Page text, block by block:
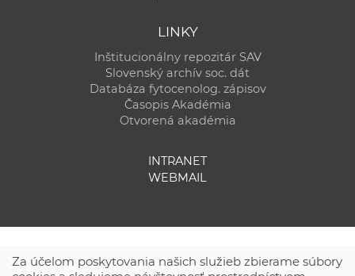
LINKY
Inštitucionálny repozitár SAV
Slovenský archív soc. dát
Databáza fytocenolog. zápisov
Časopis Akadémia
Otvorená akadémia
INTRANET
WEBMAIL
Za účelom poskytovania našich služieb zbierame súbory